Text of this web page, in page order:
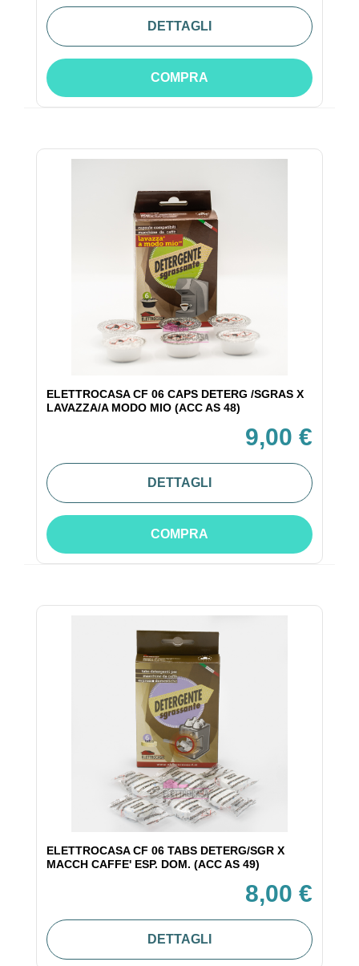
DETTAGLI
COMPRA
ELETTROCASA CF 06 CAPS DETERG /SGRAS X
LAVAZZA/A MODO MIO (ACC AS 48)
9,00 €
DETTAGLI
COMPRA
ELETTROCASA CF 06 TABS DETERG/SGR X
MACCH CAFFE' ESP. DOM. (ACC AS 49)
8,00 €
DETTAGLI